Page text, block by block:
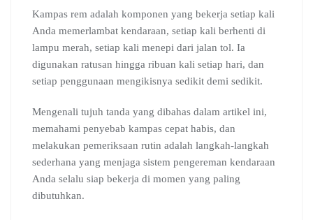
Kampas rem adalah komponen yang bekerja setiap kali
Anda memerlambat kendaraan, setiap kali berhenti di
lampu merah, setiap kali menepi dari jalan tol. Ia
digunakan ratusan hingga ribuan kali setiap hari, dan
setiap penggunaan mengikisnya sedikit demi sedikit.
Mengenali tujuh tanda yang dibahas dalam artikel ini,
memahami penyebab kampas cepat habis, dan
melakukan pemeriksaan rutin adalah langkah-langkah
sederhana yang menjaga sistem pengereman kendaraan
Anda selalu siap bekerja di momen yang paling
dibutuhkan.